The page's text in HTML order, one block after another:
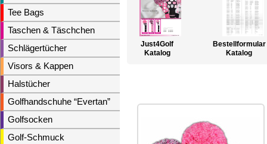
Tee Bags
Taschen & Täschchen
Schlägertücher
Visors & Kappen
Halstücher
Golfhandschuhe “Evertan”
Golfsocken
Golf-Schmuck
Just4Golf
Katalog
Bestellformular
Katalog